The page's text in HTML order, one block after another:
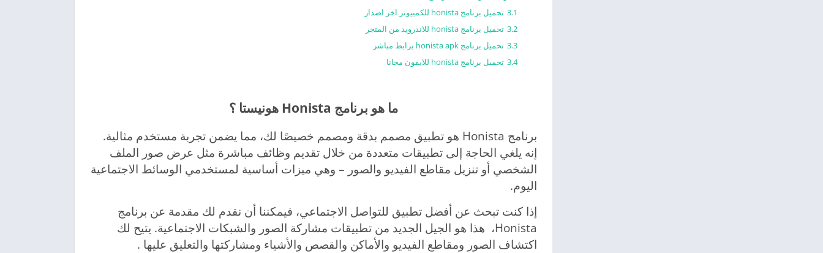
3.1 تحميل برنامج honista للكمبيوتر اخر اصدار
3.2 تحميل برنامج honista للاندرويد من المتجر
3.3 تحميل برنامج honista apk برابط مباشر
3.4 تحميل برنامج honista للايفون مجانا
ما هو برنامج Honista هونيستا ؟
برنامج Honista هو تطبيق مصمم بدقة ومصمم خصيصًا لك، مما يضمن تجربة مستخدم مثالية.
إنه يلغي الحاجة إلى تطبيقات متعددة من خلال تقديم وظائف مباشرة مثل عرض صور الملف
الشخصي أو تنزيل مقاطع الفيديو والصور – وهي ميزات أساسية لمستخدمي الوسائط الاجتماعية
اليوم.
إذا كنت تبحث عن أفضل تطبيق للتواصل الاجتماعي، فيمكننا أن نقدم لك مقدمة عن برنامج
Honista، هذا هو الجيل الجديد من تطبيقات مشاركة الصور والشبكات الاجتماعية. يتيح لك
اكتشاف الصور ومقاطع الفيديو والأماكن والقصص والأشياء ومشاركتها والتعليق عليها .